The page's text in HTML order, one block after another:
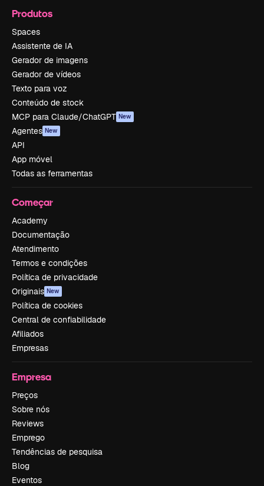
Produtos
Spaces
Assistente de IA
Gerador de imagens
Gerador de vídeos
Texto para voz
Conteúdo de stock
MCP para Claude/ChatGPT New
Agentes New
API
App móvel
Todas as ferramentas
Começar
Academy
Documentação
Atendimento
Termos e condições
Política de privacidade
Originais New
Política de cookies
Central de confiabilidade
Afiliados
Empresas
Empresa
Preços
Sobre nós
Reviews
Emprego
Tendências de pesquisa
Blog
Eventos